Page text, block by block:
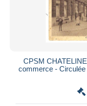
CPSM
commerce -